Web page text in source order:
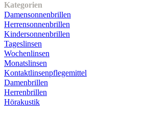
Kategorien
Damensonnenbrillen
Herrensonnenbrillen
Kindersonnenbrillen
Tageslinsen
Wochenlinsen
Monatslinsen
Kontaktlinsenpflegemittel
Damenbrillen
Herrenbrillen
Hörakustik